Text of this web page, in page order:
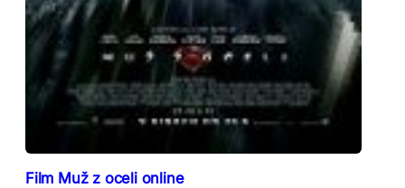
Film Muž z oceli online